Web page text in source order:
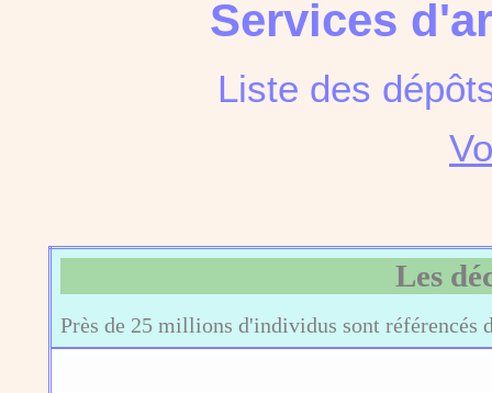
Services
Liste des
Les
Près de 25 millions d'individus sont référencés